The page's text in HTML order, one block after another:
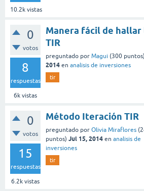
10.2k vistas
0
votos
8
respuestas
6k vistas
Manera fácil de hallar
TIR
preguntado por Magui (300 puntos)
2014 en analisis de inversiones
tir
0
votos
15
respuestas
6.2k vistas
Método Iteración TIR
preguntado por Olivia Miraflores (
puntos) Jul 15, 2014 en analisis de
inversiones
tir